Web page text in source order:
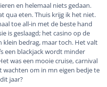
en helemaal niets gedaan.
qua eten. Thuis krijg ik het niet.
toe all-in met de beste hand
is geslaagd; het casino op de
klein bedrag, maar toch. Het valt
een blackjack wordt minder
was een mooie cruise, carnival
wachten om in mn eigen bedje te
jaar?